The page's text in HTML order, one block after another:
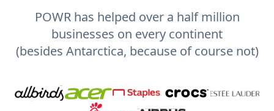
POWR has helped over a half million
businesses on every continent
(besides Antarctica, because of course not)